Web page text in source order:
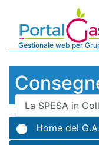
Gestionale web per
Home del